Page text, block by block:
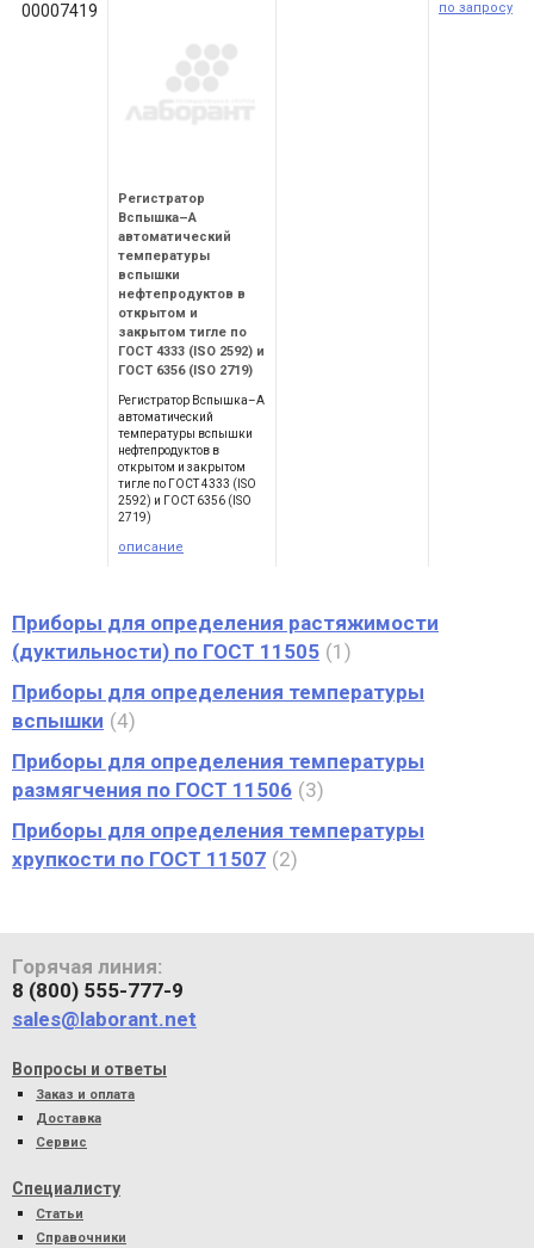
00007419
Регистратор
Вспышка–А
автоматический
температуры
вспышки
нефтепродуктов в
открытом и
закрытом тигле по
ГОСТ 4333 (ISO 2592) и
ГОСТ 6356 (ISO 2719)
Регистратор Вспышка–А
автоматический
температуры вспышки
нефтепродуктов в
открытом и закрытом
тигле по ГОСТ 4333 (ISO
2592) и ГОСТ 6356 (ISO
2719)
описание
по запросу
Приборы для определения растяжимости
(дуктильности) по ГОСТ 11505 1
Приборы для определения температуры
вспышки 4
Приборы для определения температуры
размягчения по ГОСТ 11506 3
Приборы для определения температуры
хрупкости по ГОСТ 11507 2
Горячая линия:
8 (800) 555-777-9
sales@laborant.net
Вопросы и ответы
Заказ и оплата
Доставка
Сервис
Специалисту
Статьи
Справочники